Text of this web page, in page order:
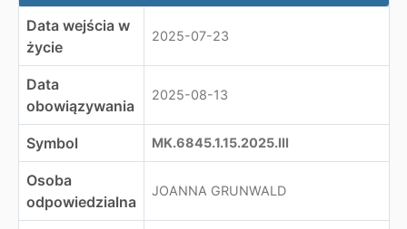
Data wejścia w
życie
2025-07-23
Data
obowiązywania
2025-08-13
Symbol MK.6845.1.15.2025.III
Osoba
odpowiedzialna
JOANNA GRUNWALD